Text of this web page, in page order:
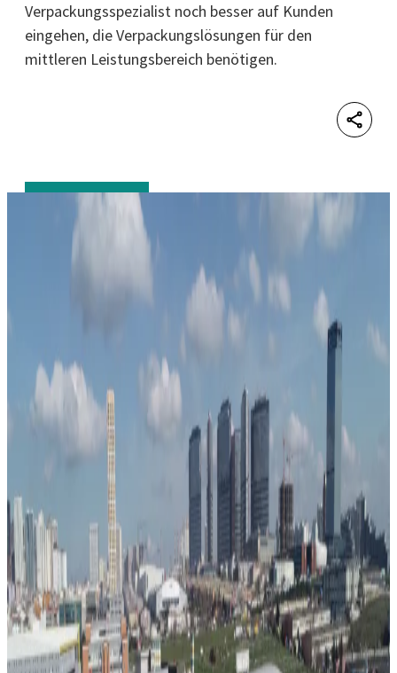
Verpackungsspezialist noch besser auf Kunden
eingehen, die Verpackungslösungen für den
mittleren Leistungsbereich benötigen.